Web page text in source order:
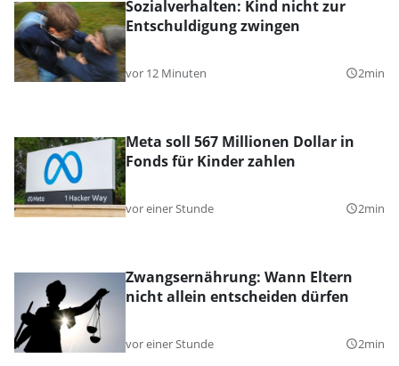
Sozialverhalten: Kind nicht zur
Entschuldigung zwingen
vor 12 Minuten query_builder2min
Meta soll 567 Millionen Dollar in
Fonds für Kinder zahlen
vor einer Stunde query_builder2min
Zwangsernährung: Wann Eltern
nicht allein entscheiden dürfen
vor einer Stunde query_builder2min